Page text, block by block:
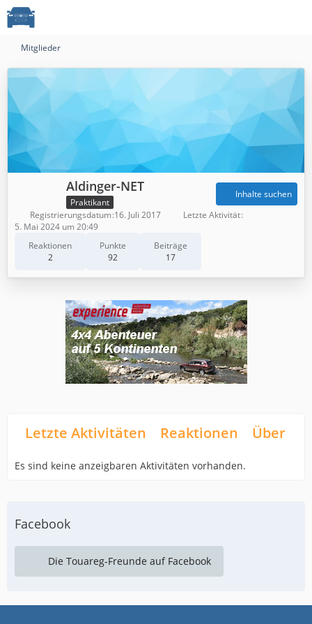
Mitglieder
Aldinger-NET
Praktikant
Reaktionen
2
Punkte
92
Beiträge
17
Inhalte suchen
Registrierungsdatum 16. Juli 2017
Letzte Aktivität
5. Mai 2024 um 20:49
Letzte Aktivitäten Reaktionen Über
Es sind keine anzeigbaren Aktivitäten vorhanden.
Facebook
Die Touareg-Freunde auf Facebook